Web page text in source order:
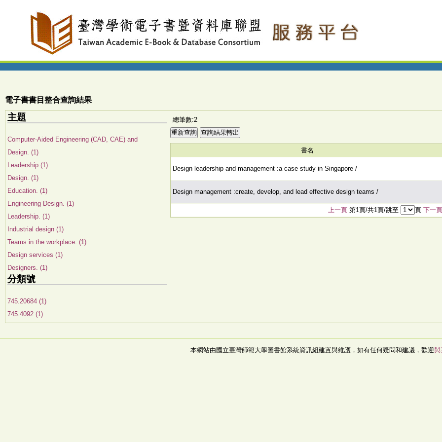
電子書書目整合查詢結果
主題
Computer-Aided Engineering (CAD, CAE) and
Design. (1)
Leadership (1)
Design. (1)
Education. (1)
Engineering Design. (1)
Leadership. (1)
Industrial design (1)
Teams in the workplace. (1)
Design services (1)
Designers. (1)
分類號
745.20684 (1)
745.4092 (1)
總筆數:2
書名
Design leadership and management :a case study in Singapore /
Design management :create, develop, and lead effective design teams /
上一頁 第1頁/共1頁/跳至 頁 下一頁
本網站由國立臺灣師範大學圖書館系統資訊組建置與維護，如有任何疑問和建議，歡迎與